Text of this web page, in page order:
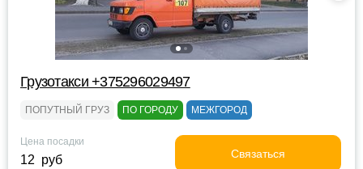
Грузотакси +375296029497
ПОПУТНЫЙ ГРУЗ ПО ГОРОДУ МЕЖГОРОД
Цена посадки
12 руб Связаться